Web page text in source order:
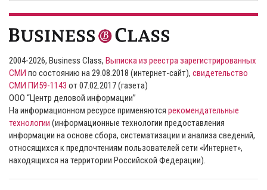
2004-2026, Business Class, Выписка из реестра зарегистрированных
СМИ по состоянию на 29.08.2018 (интернет-сайт), свидетельство
СМИ ПИ59-1143 от 07.02.2017 (газета)
ООО “Центр деловой информации”
На информационном ресурсе применяются рекомендательные
технологии (информационные технологии предоставления
информации на основе сбора, систематизации и анализа сведений,
относящихся к предпочтениям пользователей сети «Интернет»,
находящихся на территории Российской Федерации).